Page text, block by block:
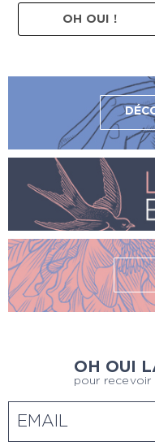
OH OUI !
OH OUI
pour recevoir